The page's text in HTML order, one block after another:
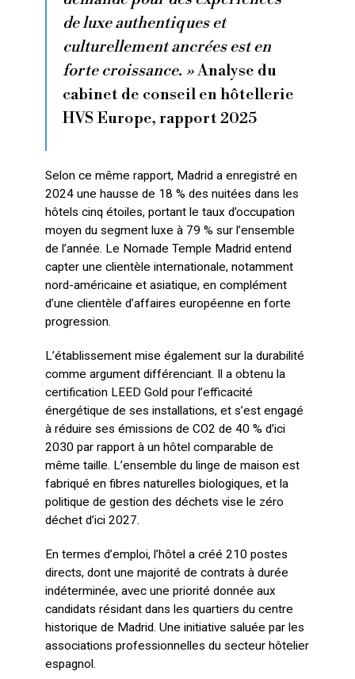
de luxe authentiques et
culturellement ancrées est en
forte croissance. »Analyse du
cabinet de conseil en hôtellerie
HVS Europe, rapport 2025
Selon ce même rapport, Madrid a enregistré en
2024 une hausse de 18 % des nuitées dans les
hôtels cinq étoiles, portant le taux d’occupation
moyen du segment luxe à 79 % sur l’ensemble
de l’année. Le Nomade Temple Madrid entend
capter une clientèle internationale, notamment
nord-américaine et asiatique, en complément
d’une clientèle d’affaires européenne en forte
progression.
L’établissement mise également sur la durabilité
comme argument différenciant. Il a obtenu la
certification LEED Gold pour l’efficacité
énergétique de ses installations, et s’est engagé
à réduire ses émissions de CO2 de 40 % d’ici
2030 par rapport à un hôtel comparable de
même taille. L’ensemble du linge de maison est
fabriqué en fibres naturelles biologiques, et la
politique de gestion des déchets vise le zéro
déchet d’ici 2027.
En termes d’emploi, l’hôtel a créé 210 postes
directs, dont une majorité de contrats à durée
indéterminée, avec une priorité donnée aux
candidats résidant dans les quartiers du centre
historique de Madrid. Une initiative saluée par les
associations professionnelles du secteur hôtelier
espagnol.